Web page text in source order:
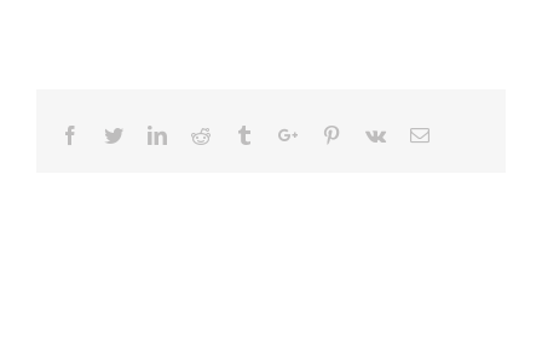
Facebook
TwitterLinkedinReddit TumblrGoogle+Pinterest
Vk Email